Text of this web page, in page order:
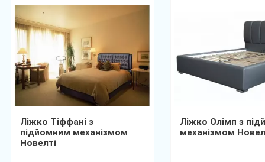
Ліжко Тіффані з
підйомним механізмом
Новелті
Ліжко Олімп з
механізмом